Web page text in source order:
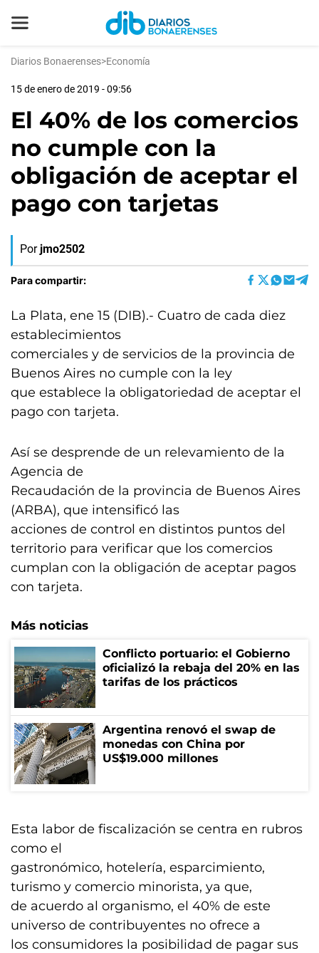
Diarios Bonaerenses>Economía
15 de enero de 2019 - 09:56
El 40% de los comercios
no cumple con la
obligación de aceptar el
pago con tarjetas
Por jmo2502
Para compartir:
La Plata, ene 15 (DIB).- Cuatro de cada diez
establecimientos
comerciales y de servicios de la provincia de
Buenos Aires no cumple con la ley
que establece la obligatoriedad de aceptar el
pago con tarjeta.
Así se desprende de un relevamiento de la
Agencia de
Recaudación de la provincia de Buenos Aires
(ARBA), que intensificó las
acciones de control en distintos puntos del
territorio para verificar que los comercios
cumplan con la obligación de aceptar pagos
con tarjeta.
Más noticias
Conflicto portuario: el Gobierno
oficializó la rebaja del 20% en las
tarifas de los prácticos
Argentina renovó el swap de
monedas con China por
US$19.000 millones
Esta labor de fiscalización se centra en rubros
como el
gastronómico, hotelería, esparcimiento,
turismo y comercio minorista, ya que,
de acuerdo al organismo, el 40% de este
universo de contribuyentes no ofrece a
los consumidores la posibilidad de pagar sus